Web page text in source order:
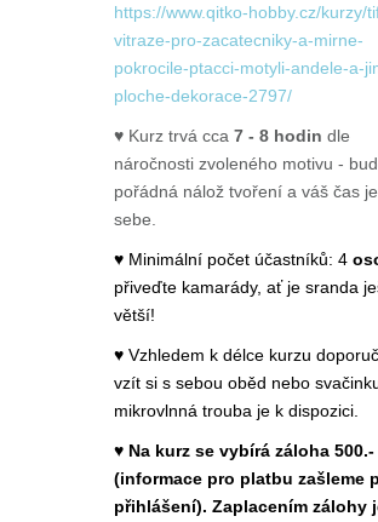
https://www.qitko-hobby.cz/kurzy/
vitraze-pro-zacatecniky-a-mirne-
pokrocile-ptacci-motyli-andele-a-
ploche-dekorace-2797/
♥ Kurz trvá cca 7 - 8 hodin dle
náročnosti zvoleného motivu -
pořádná nálož tvoření a váš čas
sebe.
♥ Minimální počet účastníků: 4
přiveďte kamarády, ať je sranda
větší!
♥ Vzhledem k délce kurzu
vzít si s sebou oběd nebo
mikrovlnná trouba je k dispozici.
♥ Na kurz se vybírá záloha 500.-
(informace pro platbu zašleme
přihlášení). Zaplacením zálohy